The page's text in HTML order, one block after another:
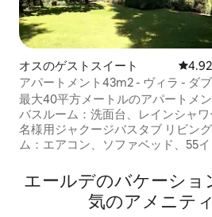
オスのゲストスイート レビ
アパートメント43m2 - ヴィラ - ダブ
ャグジー - サウナ
最大40平方メートルのアパートメン
バスルーム：洗面台、レインシャ
名様用ジャクージバスタブ リビン
ム：エアコン、ソファベッド、55イ
Chromecast対応） 寝室：キングサ
の電動調節可能ボックススプリング
インチスマートテレビ キッチン/ダ
エールデのバケーショ
気のアメニテ